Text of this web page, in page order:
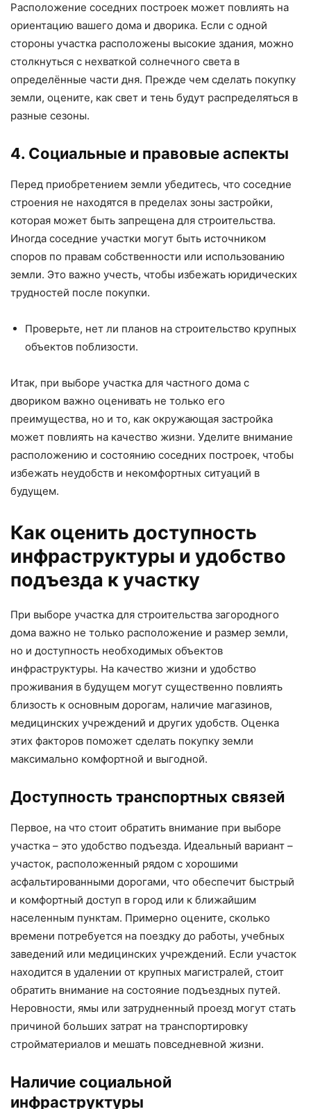
Расположение соседних построек может повлиять на
ориентацию вашего дома и дворика. Если с одной
стороны участка расположены высокие здания, можно
столкнуться с нехваткой солнечного света в
определённые части дня. Прежде чем сделать покупку
земли, оцените, как свет и тень будут распределяться в
разные сезоны.
4. Социальные и правовые аспекты
Перед приобретением земли убедитесь, что соседние
строения не находятся в пределах зоны застройки,
которая может быть запрещена для строительства.
Иногда соседние участки могут быть источником
споров по правам собственности или использованию
земли. Это важно учесть, чтобы избежать юридических
трудностей после покупки.
Проверьте, нет ли планов на строительство крупных
объектов поблизости.
Итак, при выборе участка для частного дома с
двориком важно оценивать не только его
преимущества, но и то, как окружающая застройка
может повлиять на качество жизни. Уделите внимание
расположению и состоянию соседних построек, чтобы
избежать неудобств и некомфортных ситуаций в
будущем.
Как оценить доступность
инфраструктуры и удобство
подъезда к участку
При выборе участка для строительства загородного
дома важно не только расположение и размер земли,
но и доступность необходимых объектов
инфраструктуры. На качество жизни и удобство
проживания в будущем могут существенно повлиять
близость к основным дорогам, наличие магазинов,
медицинских учреждений и других удобств. Оценка
этих факторов поможет сделать покупку земли
максимально комфортной и выгодной.
Доступность транспортных связей
Первое, на что стоит обратить внимание при выборе
участка – это удобство подъезда. Идеальный вариант –
участок, расположенный рядом с хорошими
асфальтированными дорогами, что обеспечит быстрый
и комфортный доступ в город или к ближайшим
населенным пунктам. Примерно оцените, сколько
времени потребуется на поездку до работы, учебных
заведений или медицинских учреждений. Если участок
находится в удалении от крупных магистралей, стоит
обратить внимание на состояние подъездных путей.
Неровности, ямы или затрудненный проезд могут стать
причиной больших затрат на транспортировку
стройматериалов и мешать повседневной жизни.
Наличие социальной
инфраструктуры